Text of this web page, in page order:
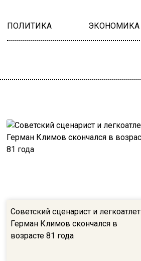
ПОЛИТИКА ЭКОНОМИКА
Советский сценарист и легкоатлет
Герман Климов скончался в
возрасте 81 года